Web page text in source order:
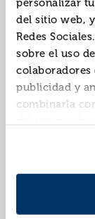
personalizar
del sitio web,
Redes
sobre el uso
colaboradores
publicidad y
combinarla
información
Política de
Autor: